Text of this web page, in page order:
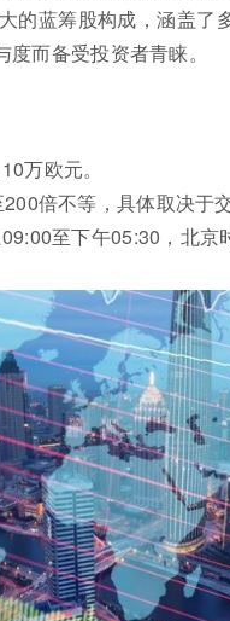
的蓝筹股构成，涵盖了
而备受投资者青睐。
万欧元。
倍不等，具体取决于
至下午05:30，北京